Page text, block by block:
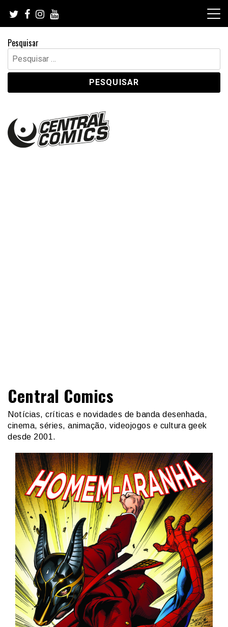
content
Pesquisar
Pesquisar
por:
Central Comics
Notícias, críticas e novidades de banda desenhada,
cinema, séries, animação, videojogos e cultura geek
desde 2001.